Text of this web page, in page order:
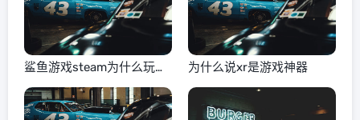
鲨鱼游戏steam为什么玩不
了
为什么说xr是游戏神器